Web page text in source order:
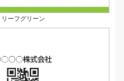
リーフグリーン